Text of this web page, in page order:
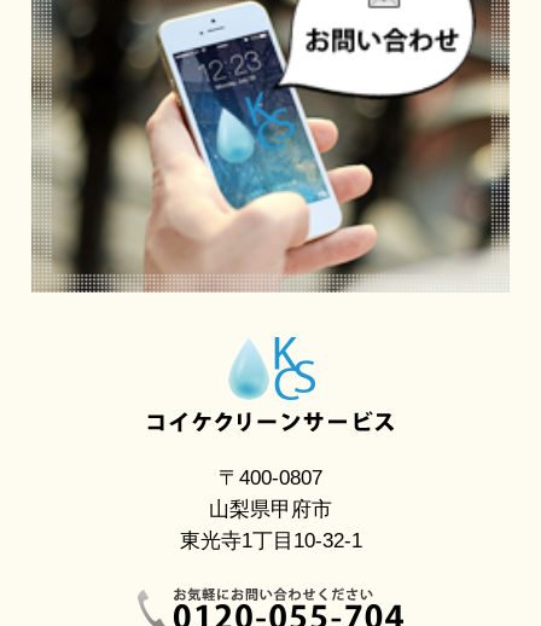
〒400-0807
山梨県甲府市
東光寺1丁目10-32-1